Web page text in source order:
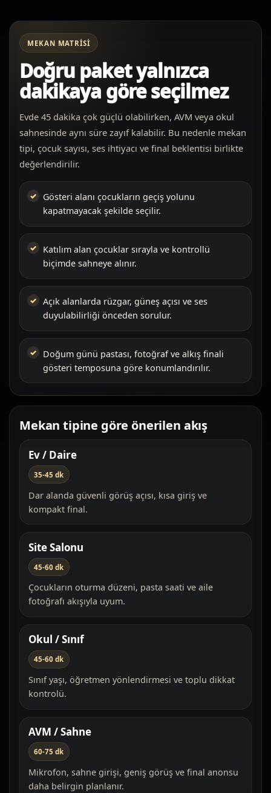
MEKAN MATRISI
Doğru paket yalnızca
dakikaya göre seçilmez
Evde 45 dakika çok güçlü olabilirken, AVM veya okul
sahnesinde aynı süre zayıf kalabilir. Bu nedenle mekan
tipi, çocuk sayısı, ses ihtiyacı ve final beklentisi birlikte
değerlendirilir.
Gösteri alanı çocukların geçiş yolunu
kapatmayacak şekilde seçilir.
Katılım alan çocuklar sırayla ve kontrollü
biçimde sahneye alınır.
Açık alanlarda rüzgar, güneş açısı ve ses
duyulabilirliği önceden sorulur.
Doğum günü pastası, fotoğraf ve alkış finali
gösteri temposuna göre konumlandırılır.
Mekan tipine göre önerilen akış
Ev / Daire
35-45 dk
Dar alanda güvenli görüş açısı, kısa giriş ve
kompakt final.
Site Salonu
45-60 dk
Çocukların oturma düzeni, pasta saati ve aile
fotoğrafı akışıyla uyum.
Okul / Sınıf
45-60 dk
Sınıf yaşı, öğretmen yönlendirmesi ve toplu dikkat
kontrolü.
AVM / Sahne
60-75 dk
Mikrofon, sahne girişi, geniş görüş ve final anonsu
daha belirgin planlanır.